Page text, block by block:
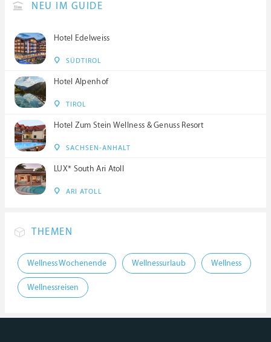
NEU IM GUIDE
Hotel Edelweiss
SÜDTIROL
Hotel Alpenhof
TIROL
Hotel Zum Stein Wellness & Genuss Resort
SACHSEN-ANHALT
LUX* South Ari Atoll
ARI ATOLL
THEMEN
Wellness Wochenende Wellnessurlaub Wellness
Wellnessreisen